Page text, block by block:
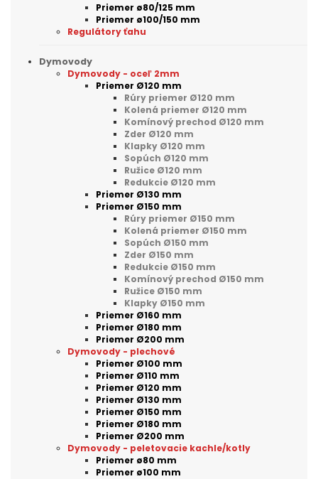
Priemer ø80/125 mm
Priemer ø100/150 mm
Regulátory ťahu
Dymovody
Dymovody - oceľ 2mm
Priemer Ø120 mm
Rúry priemer Ø120 mm
Kolená priemer Ø120 mm
Komínový prechod Ø120 mm
Zder Ø120 mm
Klapky Ø120 mm
Sopúch Ø120 mm
Ružice Ø120 mm
Redukcie Ø120 mm
Priemer Ø130 mm
Priemer Ø150 mm
Rúry priemer Ø150 mm
Kolená priemer Ø150 mm
Sopúch Ø150 mm
Zder Ø150 mm
Redukcie Ø150 mm
Komínový prechod Ø150 mm
Ružice Ø150 mm
Klapky Ø150 mm
Priemer Ø160 mm
Priemer Ø180 mm
Priemer Ø200 mm
Dymovody - plechové
Priemer Ø100 mm
Priemer Ø110 mm
Priemer Ø120 mm
Priemer Ø130 mm
Priemer Ø150 mm
Priemer Ø180 mm
Priemer Ø200 mm
Dymovody - peletovacie kachle/kotly
Priemer ø80 mm
Priemer ø100 mm